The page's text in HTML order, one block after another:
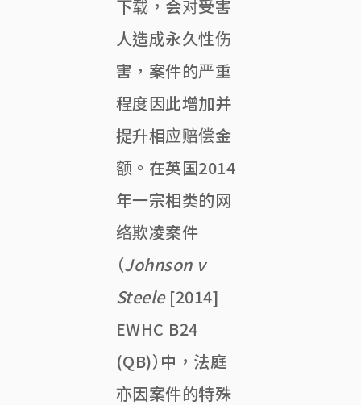
下载，会对受害
人造成永久性伤
害，案件的严重
程度因此增加并
提升相应赔偿金
额。在英国2014
年一宗相类的网
络欺凌案件
（Johnson v
Steele [2014]
EWHC B24
(QB)）中，法庭
亦因案件的特殊